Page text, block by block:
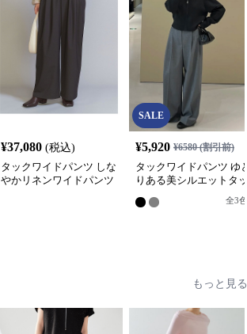
¥37,080 (税込)
タックワイドパンツ しな
やかリネンワイドパンツ
SALE
¥5,920 ¥6580(割引前)
タックワイドパンツ ゆと
りある美シルエットタッ
全3色
もっと見る